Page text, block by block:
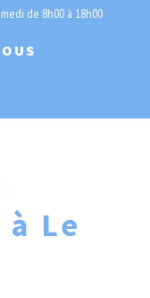
de 8h00 à 18h00
Le